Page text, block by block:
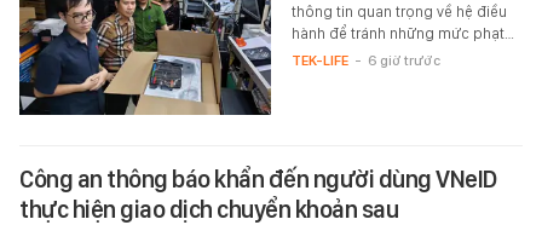
thông tin quan trọng về hệ điều
hành để tránh những mức phạt…
TEK-LIFE - 6 giờ trước
Công an thông báo khẩn đến người dùng VNeID
thực hiện giao dịch chuyển khoản sau